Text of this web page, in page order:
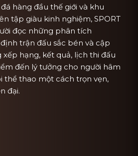
hàng đầu thế giới và khu
tập giàu kinh nghiệm, SPORT
đọc những phân tích
trận đấu sắc bén và cập
hạng, kết quả, lịch thi đấu
đến lý tưởng cho người hâm
thể thao một cách trọn vẹn,
đại.